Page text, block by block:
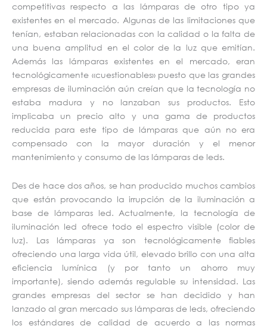
competitivas respecto a las lámparas de otro tipo ya
existentes en el mercado. Algunas de las limitaciones que
tenían, estaban relacionadas con la calidad o la falta de
una buena amplitud en el color de la luz que emitían.
Además las lámparas existentes en el mercado, eran
tecnológicamente «cuestionables» puesto que las grandes
empresas de iluminación aún creían que la tecnología no
estaba madura y no lanzaban sus productos. Esto
implicaba un precio alto y una gama de productos
reducida para este tipo de lámparas que aún no era
compensado con la mayor duración y el menor
mantenimiento y consumo de las lámparas de leds.
Des de hace dos años, se han producido muchos cambios
que están provocando la irrupción de la iluminación a
base de lámparas led. Actualmente, la tecnología de
iluminación led ofrece todo el espectro visible (color de
luz). Las lámparas ya son tecnológicamente fiables
ofreciendo una larga vida útil, elevado brillo con una alta
eficiencia lumínica (y por tanto un ahorro muy
importante), siendo además regulable su intensidad. Las
grandes empresas del sector se han decidido y han
lanzado al gran mercado sus lámparas de leds, ofreciendo
los estándares de calidad de acuerdo a las normas